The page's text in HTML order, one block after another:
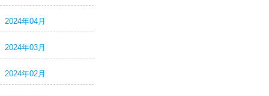
2024年04月
2024年03月
2024年02月